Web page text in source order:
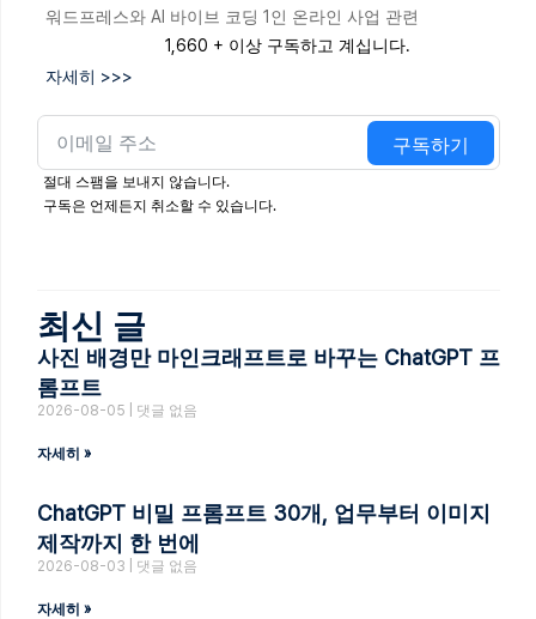
워드프레스와 AI 바이브 코딩 1인 온라인 사업 관련
1,660 + 이상 구독하고 계십니다.
자세히 >>>
구독하기
절대 스팸을 보내지 않습니다.
구독은 언제든지 취소할 수 있습니다.
최신 글
사진 배경만 마인크래프트로 바꾸는 ChatGPT 프
롬프트
2026-08-05 댓글 없음
자세히 »
ChatGPT 비밀 프롬프트 30개, 업무부터 이미지
제작까지 한 번에
2026-08-03 댓글 없음
자세히 »